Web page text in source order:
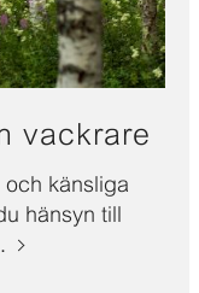
vackrare
känsliga
hänsyn till